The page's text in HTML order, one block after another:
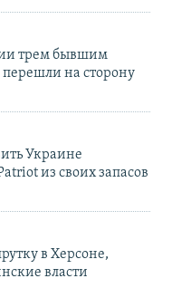
трем бывшим
на сторону
Украине
из своих запасов
в Херсоне,
власти